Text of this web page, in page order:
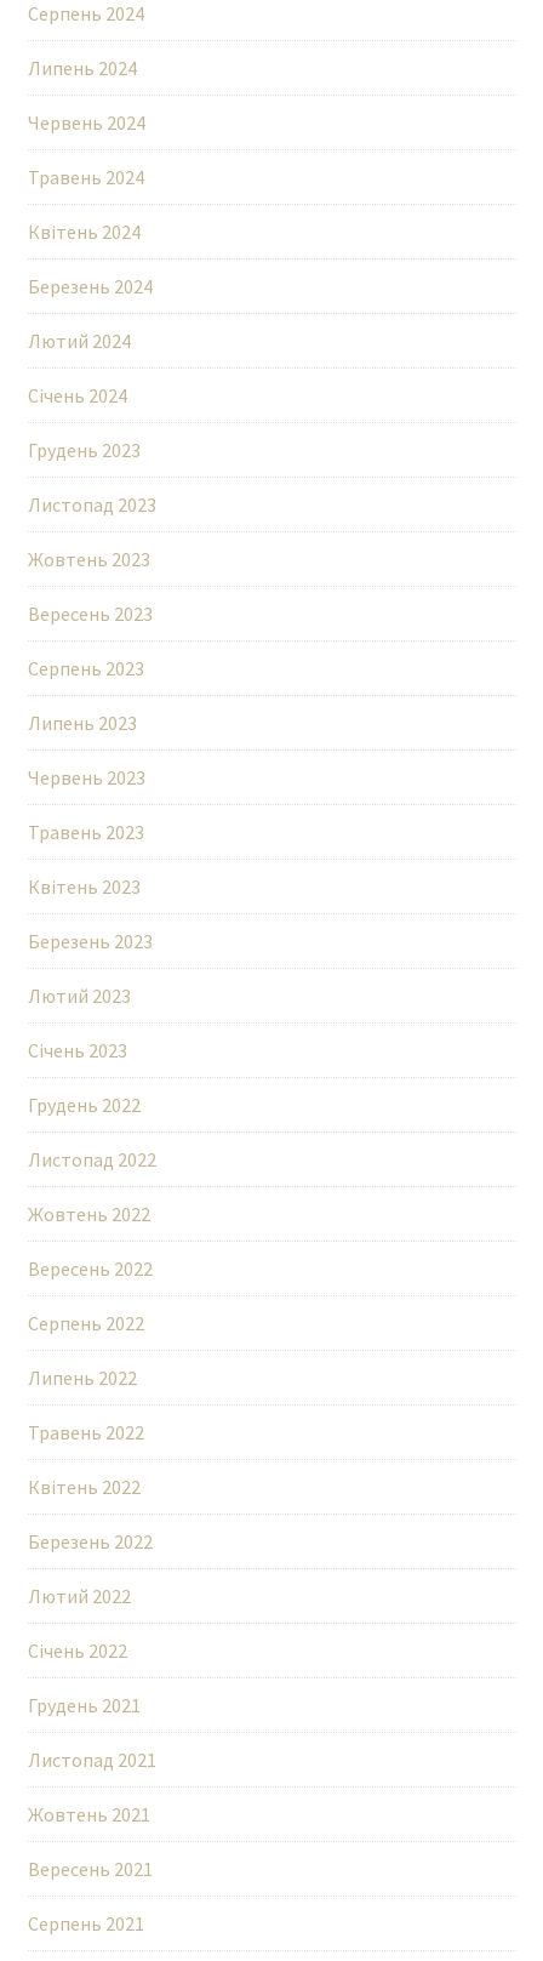
Серпень 2024
Липень 2024
Червень 2024
Травень 2024
Квітень 2024
Березень 2024
Лютий 2024
Січень 2024
Грудень 2023
Листопад 2023
Жовтень 2023
Вересень 2023
Серпень 2023
Липень 2023
Червень 2023
Травень 2023
Квітень 2023
Березень 2023
Лютий 2023
Січень 2023
Грудень 2022
Листопад 2022
Жовтень 2022
Вересень 2022
Серпень 2022
Липень 2022
Травень 2022
Квітень 2022
Березень 2022
Лютий 2022
Січень 2022
Грудень 2021
Листопад 2021
Жовтень 2021
Вересень 2021
Серпень 2021